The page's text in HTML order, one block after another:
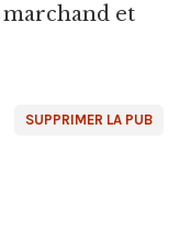
et
SUPPRIMER LA PUB